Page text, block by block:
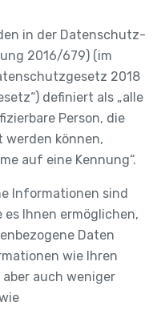
in der Datenschutz-
2016/679) (im
2018
definiert als „alle
Person, die
können,
auf eine Kennung“.
Informationen sind
Ihnen ermöglichen,
Daten
wie Ihren
auch weniger